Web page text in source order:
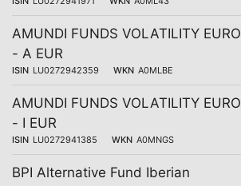
AMUNDI FUNDS VOLATILITY EURO
- A EUR
ISIN LU0272942359 WKN A0MLBE
AMUNDI FUNDS VOLATILITY EURO
- I EUR
ISIN LU0272941385 WKN A0MNGS
BPI Alternative Fund Iberian